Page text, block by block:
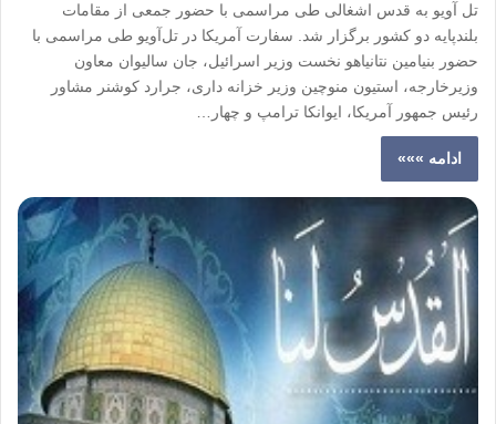
تل آویو به قدس اشغالی طی مراسمی با حضور جمعی از مقامات
بلندپایه دو کشور برگزار شد. سفارت آمریکا در تل‌آویو طی مراسمی با
حضور بنیامین نتانیاهو نخست وزیر اسرائیل، جان سالیوان معاون
وزیرخارجه، استیون منوچین وزیر خزانه داری، جرارد کوشنر مشاور
رئیس جمهور آمریکا، ایوانکا ترامپ و چهار…
ادامه »»»